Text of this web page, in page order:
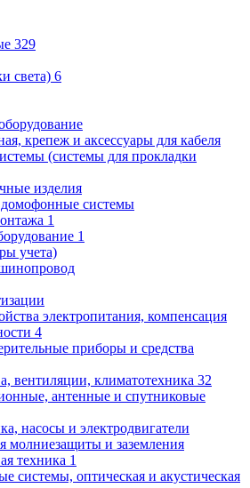
329
света) 6
крепеж и аксессуары для кабеля
(системы для прокладки
изделия
системы
1
1
учета)
электропитания, компенсация
4
приборы и средства
вентиляции, климатотехника 32
антенные и спутниковые
насосы и электродвигатели
молниезащиты и заземления
техника 1
системы, оптическая и акустическая